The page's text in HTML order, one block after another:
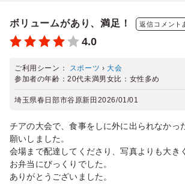
ボリュームがあり、満足！ 返信コメント
4.0
ご利用シーン： スポーツ ›大会
参加者の年齢：20代未満男女比： 女性多め
埼玉県春日部市谷原新田 2026/01/01
チアの大会で、食事をしに外に出られなかっ
願いしました。
会場まで配達してくださり、写真よりも大き
お弁当にびっくりでした。
ありがとうございました。